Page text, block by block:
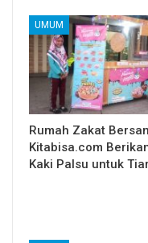
UMUM
Rumah Zakat
Kitabisa.com
Kaki Palsu untuk